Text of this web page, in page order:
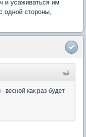
и усаживаться им
одной стороны,
весной как раз будет